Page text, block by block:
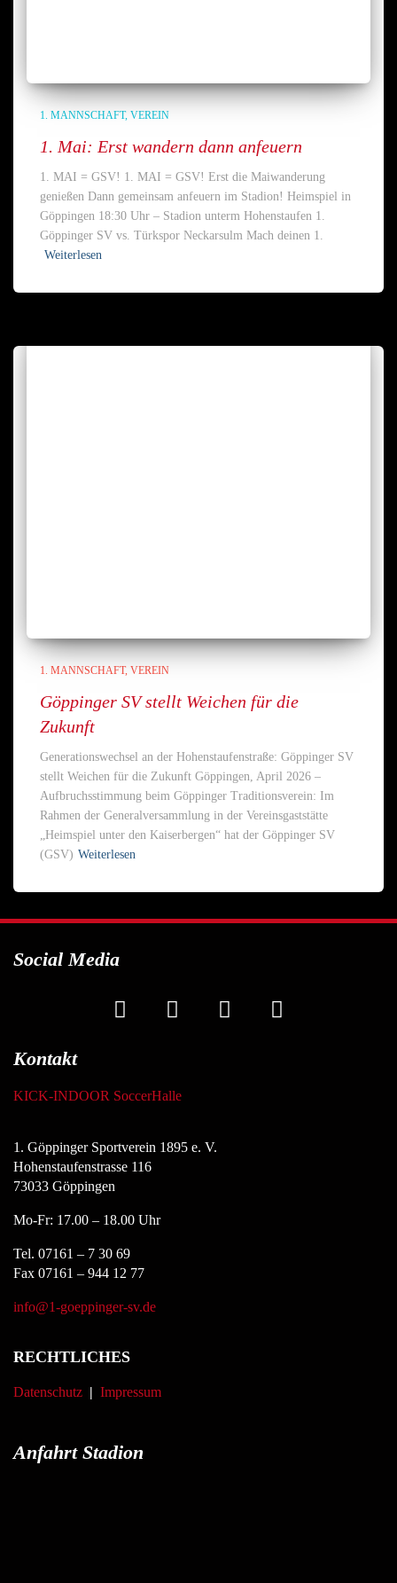
1. MANNSCHAFT VEREIN
1. Mai: Erst wandern dann anfeuern
1. MAI = GSV! 1. MAI = GSV! Erst die Maiwanderung
genießen Dann gemeinsam anfeuern im Stadion! Heimspiel in
Göppingen 18:30 Uhr – Stadion unterm Hohenstaufen 1.
Göppinger SV vs. Türkspor Neckarsulm Mach deinen 1.
Weiterlesen
1. MANNSCHAFT VEREIN
Göppinger SV stellt Weichen für die
Zukunft
Generationswechsel an der Hohenstaufenstraße: Göppinger SV
stellt Weichen für die Zukunft Göppingen, April 2026 –
Aufbruchsstimmung beim Göppinger Traditionsverein: Im
Rahmen der Generalversammlung in der Vereinsgaststätte
„Heimspiel unter den Kaiserbergen“ hat der Göppinger SV
(GSV) Weiterlesen
Social Media
Kontakt
KICK-INDOOR SoccerHalle
1. Göppinger Sportverein 1895 e. V.
Hohenstaufenstrasse 116
73033 Göppingen
Mo-Fr: 17.00 – 18.00 Uhr
Tel. 07161 – 7 30 69
Fax 07161 – 944 12 77
info@1-goeppinger-sv.de
RECHTLICHES
Datenschutz | Impressum
Anfahrt Stadion